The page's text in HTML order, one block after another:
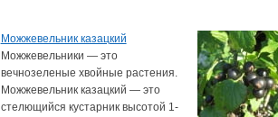
Можжевельник казацкий
Можжевельники — это
вечнозеленые хвойные растения.
Можжевельник казацкий — это
стелющийся кустарник высотой 1-